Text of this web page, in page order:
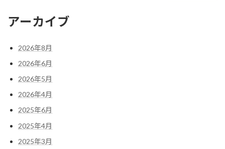
アーカイブ
2026年8月
2026年6月
2026年5月
2026年4月
2025年6月
2025年4月
2025年3月